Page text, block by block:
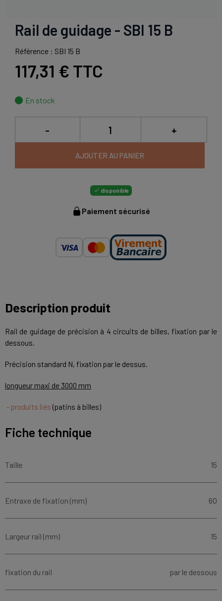
Rail de guidage - SBI 15 B
Référence : SBI 15 B
117,31 € TTC
En stock
- +
AJOUTER AU PANIER
 disponible
Paiement sécurisé
Description produit
Rail de guidage de précision à 4 circuits de billes, fixation par le
dessous.
Précision standard N, fixation par le dessus.
longueur maxi de 3000 mm
- produits liés (patins à billes)
Fiche technique
Taille 15
Entraxe de fixation (mm) 60
Largeur rail (mm) 15
fixation du rail par le dessous